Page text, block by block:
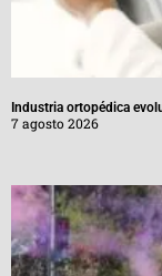
Industria ortopédica
7 agosto 2026